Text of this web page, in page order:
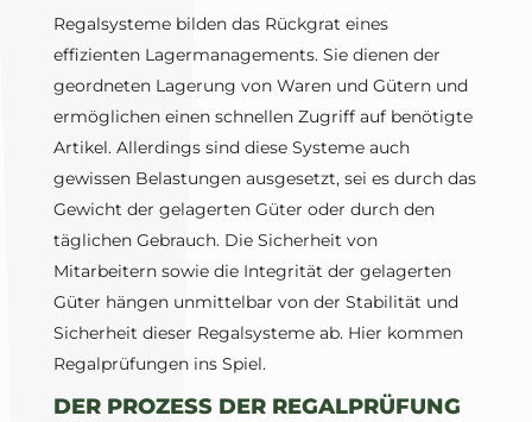
Regalsysteme bilden das Rückgrat eines
effizienten Lagermanagements. Sie dienen der
geordneten Lagerung von Waren und Gütern und
ermöglichen einen schnellen Zugriff auf benötigte
Artikel. Allerdings sind diese Systeme auch
gewissen Belastungen ausgesetzt, sei es durch das
Gewicht der gelagerten Güter oder durch den
täglichen Gebrauch. Die Sicherheit von
Mitarbeitern sowie die Integrität der gelagerten
Güter hängen unmittelbar von der Stabilität und
Sicherheit dieser Regalsysteme ab. Hier kommen
Regalprüfungen ins Spiel.
DER PROZESS DER REGALPRÜFUNG